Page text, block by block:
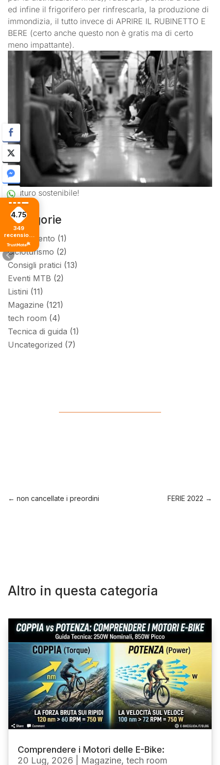
ed infine il frigorifero per rinfrescarla, la produzione di
immondizia, il tutto invece di APRIRE IL RUBINETTO E
BERE (certo anche questo non è gratis ma di certo
meno impattante).
il futuro sostenibile!
Categorie
Allenamento (1)
Cicloturismo (2)
Consigli pratici (13)
Eventi MTB (2)
Listini (11)
Magazine (121)
tech room (4)
Tecnica di guida (1)
Uncategorized (7)
←non cancellate i preordini FERIE 2022 →
Altro in questa categoria
Comprendere i Motori delle E-Bike:
20 Lug, 2026
Magazine,tech room
4.75
349
recensioni
di tutti i